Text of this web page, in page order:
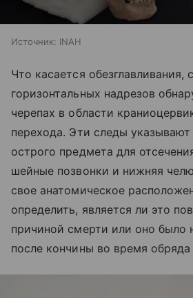
Источник: INAH
Что касается обезглавливания,
горизонтальных надрезов
черепах в области
перехода. Эти следы указывают
острого предмета для
шейные позвонки и нижняя
свое анатомическое
определить, является ли это
причиной смерти или оно было
после кончины во время